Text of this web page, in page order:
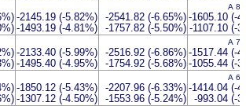
-2145.19 (-5.82%)
-1493.19 (-4.81%)
-2541.82 (-6.65%)
-1757.82 (-5.50%)
A 8
-1605.10 (-
-1107.10 (-
-2133.40 (-5.99%)
-1495.40 (-4.95%)
-2516.92 (-6.86%)
-1754.92 (-5.68%)
A 7
-1517.44 (-
-1055.44 (-
-1850.12 (-5.43%)
-1307.12 (-4.50%)
-2207.96 (-6.33%)
-1553.96 (-5.24%)
A 6
-1414.04 (-
-993.04 (-